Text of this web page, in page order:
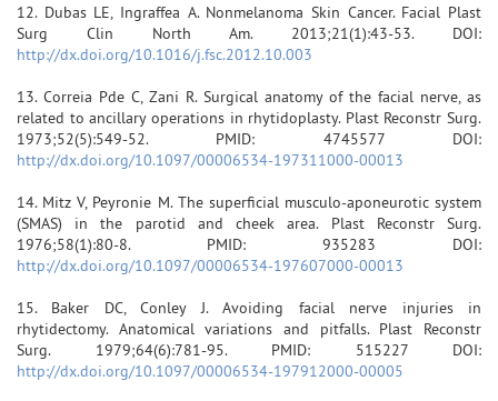
12. Dubas LE, Ingraffea A. Nonmelanoma Skin Cancer. Facial Plast
Surg Clin North Am. 2013;21(1):43-53. DOI:
http://dx.doi.org/10.1016/j.fsc.2012.10.003
13. Correia Pde C, Zani R. Surgical anatomy of the facial nerve, as
related to ancillary operations in rhytidoplasty. Plast Reconstr Surg.
1973;52(5):549-52. PMID: 4745577 DOI:
http://dx.doi.org/10.1097/00006534-197311000-00013
14. Mitz V, Peyronie M. The superficial musculo-aponeurotic system
(SMAS) in the parotid and cheek area. Plast Reconstr Surg.
1976;58(1):80-8. PMID: 935283 DOI:
http://dx.doi.org/10.1097/00006534-197607000-00013
15. Baker DC, Conley J. Avoiding facial nerve injuries in
rhytidectomy. Anatomical variations and pitfalls. Plast Reconstr
Surg. 1979;64(6):781-95. PMID: 515227 DOI:
http://dx.doi.org/10.1097/00006534-197912000-00005